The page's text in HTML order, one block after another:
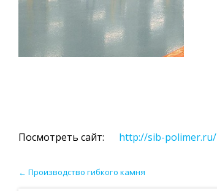
Посмотреть сайт: http://sib-polimer.ru/
← Производство гибкого камня